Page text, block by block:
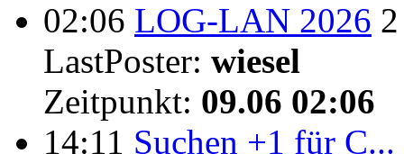
02:06 LOG-LAN 2026 2
LastPoster: wiesel
Zeitpunkt: 09.06 02:06
14:11 Suchen +1 für C...